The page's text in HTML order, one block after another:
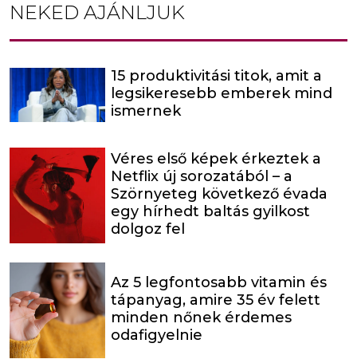
NEKED AJÁNLJUK
15 produktivitási titok, amit a
legsikeresebb emberek mind
ismernek
Véres első képek érkeztek a
Netflix új sorozatából – a
Szörnyeteg következő évada
egy hírhedt baltás gyilkost
dolgoz fel
Az 5 legfontosabb vitamin és
tápanyag, amire 35 év felett
minden nőnek érdemes
odafigyelnie